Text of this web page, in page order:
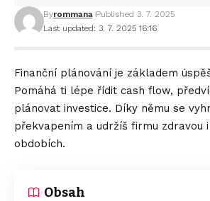
Last updated: 3. 7. 2025 16:16
Byrommana Published 3. 7. 2025
Finanční plánování je základem
Pomáhá ti lépe řídit cash flow,
plánovat investice. Díky němu se
překvapením a udržíš firmu zdravou
obdobích.
Obsah